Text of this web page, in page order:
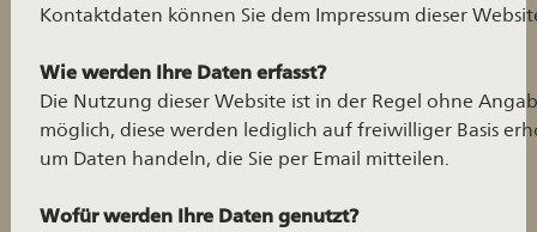
Kontaktdaten können Sie dem Impressum dieser
Wie werden Ihre Daten erfasst?
Die Nutzung dieser Website ist in der Regel ohne
möglich, diese werden lediglich auf freiwilliger Basis
um Daten handeln, die Sie per Email mitteilen.
Wofür werden Ihre Daten genutzt?